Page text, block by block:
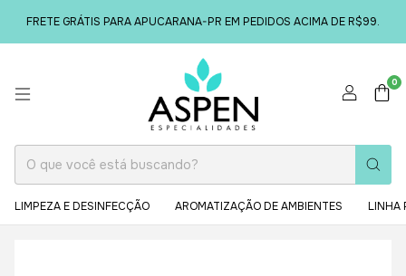
FRETE GRÁTIS PARA APUCARANA-PR EM PEDIDOS ACIMA DE R$99.
0
LIMPEZA E DESINFECÇÃO AROMATIZAÇÃO DE AMBIENTES LINHA